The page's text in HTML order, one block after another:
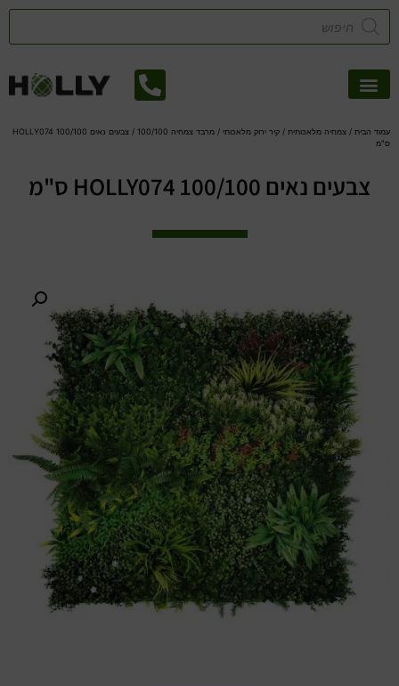
עמוד הבית / צמחיה מלאכותית / קיר ירוק מלאכותי / מרבד צמחיה 100/100
/ צבעים נאים HOLLY074 100/100
ס"מ
צבעים נאים HOLLY074 100/100 ס"מ